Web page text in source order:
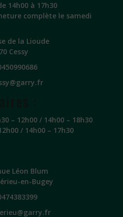
14h00 à 17h30
complète le samedi
de la Lioude
Cessy
– 12h00 / 14h00 – 18h30
/ 14h00 – 17h30
Léon Blum
en-Bugey